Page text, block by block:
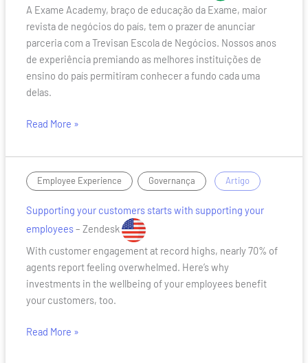
A Exame Academy, braço de educação da Exame, maior
revista de negócios do país, tem o prazer de anunciar
parceria com a Trevisan Escola de Negócios. Nossos anos
de experiência premiando as melhores instituições de
ensino do país permitiram conhecer a fundo cada uma
delas.
Read More »
Employee Experience , Governança / Artigo
Supporting your customers starts with supporting your
employees– Zendesk
With customer engagement at record highs, nearly 70% of
agents report feeling overwhelmed. Here’s why
investments in the wellbeing of your employees benefit
your customers, too.
Supporting
customers
starts
with
your
Read More »